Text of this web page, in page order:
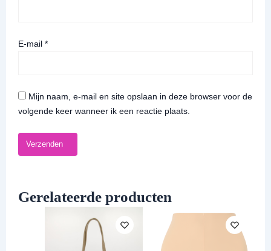
E-mail *
Mijn naam, e-mail en site opslaan in deze browser voor de
volgende keer wanneer ik een reactie plaats.
Gerelateerde producten